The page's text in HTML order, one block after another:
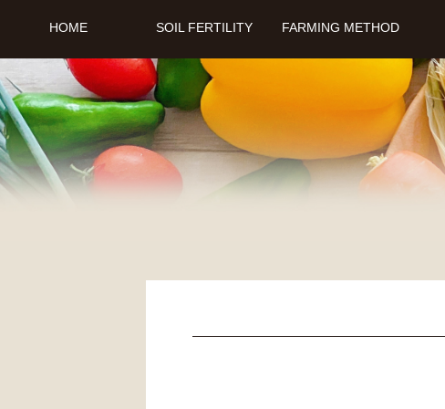
HOME SOIL FERTILITY FARMING METHOD